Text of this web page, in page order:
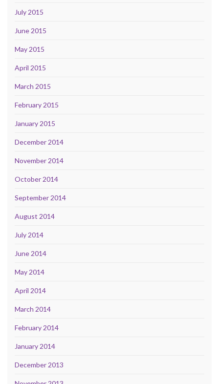
July 2015
June 2015
May 2015
April 2015
March 2015
February 2015
January 2015
December 2014
November 2014
October 2014
September 2014
August 2014
July 2014
June 2014
May 2014
April 2014
March 2014
February 2014
January 2014
December 2013